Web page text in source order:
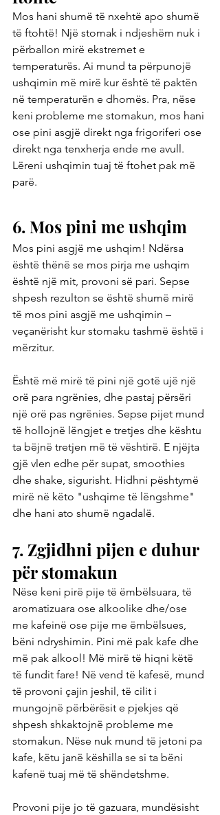
Mos hani shumë të nxehtë apo shumë
të ftohtë! Një stomak i ndjeshëm nuk i
përballon mirë ekstremet e
temperaturës. Ai mund ta përpunojë
ushqimin më mirë kur është të paktën
në temperaturën e dhomës. Pra, nëse
keni probleme me stomakun, mos hani
ose pini asgjë direkt nga frigoriferi ose
direkt nga tenxherja ende me avull.
Lëreni ushqimin tuaj të ftohet pak më
parë.
6. Mos pini me ushqim
Mos pini asgjë me ushqim! Ndërsa
është thënë se mos pirja me ushqim
është një mit, provoni së pari. Sepse
shpesh rezulton se është shumë mirë
të mos pini asgjë me ushqimin –
veçanërisht kur stomaku tashmë është i
mërzitur.
Është më mirë të pini një gotë ujë një
orë para ngrënies, dhe pastaj përsëri
një orë pas ngrënies. Sepse pijet mund
të hollojnë lëngjet e tretjes dhe kështu
ta bëjnë tretjen më të vështirë. E njëjta
gjë vlen edhe për supat, smoothies
dhe shake, sigurisht. Hidhni pështymë
mirë në këto "ushqime të lëngshme"
dhe hani ato shumë ngadalë.
7. Zgjidhni pijen e duhur
për stomakun
Nëse keni pirë pije të ëmbëlsuara, të
aromatizuara ose alkoolike dhe/ose
me kafeinë ose pije me ëmbëlsues,
bëni ndryshimin. Pini më pak kafe dhe
më pak alkool! Më mirë të hiqni këtë
të fundit fare! Në vend të kafesë, mund
të provoni çajin jeshil, të cilit i
mungojnë përbërësit e pjekjes që
shpesh shkaktojnë probleme me
stomakun. Nëse nuk mund të jetoni pa
kafe, këtu janë këshilla se si ta bëni
kafenë tuaj më të shëndetshme.
Provoni pije jo të gazuara, mundësisht